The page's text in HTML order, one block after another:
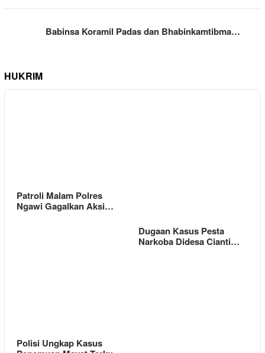
Babinsa Koramil Padas dan Bhabinkamtibma…
HUKRIM
Patroli Malam Polres
Ngawi Gagalkan Aksi…
Dugaan Kasus Pesta
Narkoba Didesa Cianti…
Polisi Ungkap Kasus